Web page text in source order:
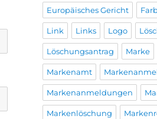
Europäisches Gericht
Link Links Logo
Löschungsantrag Marke
Markenamt
Markenanmeldungen
Markenlöschung